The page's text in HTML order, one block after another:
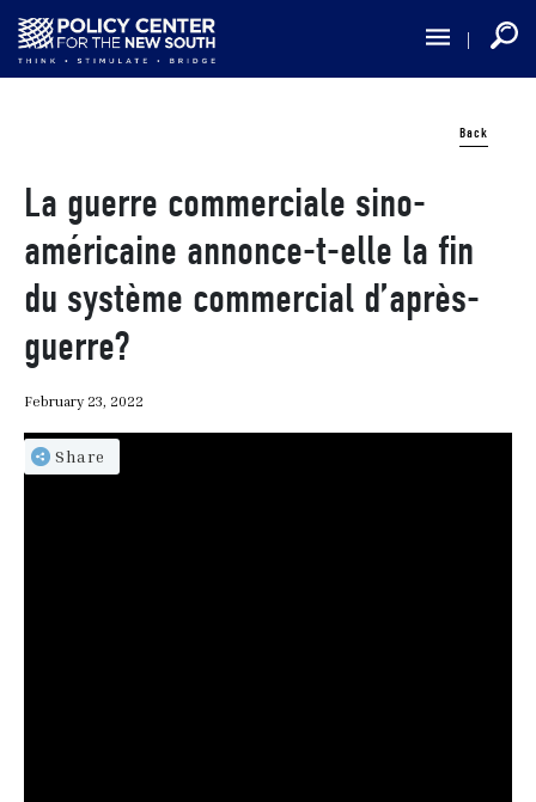
Skip
main
Back
La guerre commerciale sino-
américaine annonce-t-elle la fin
du système commercial d’après-
guerre?
February 23, 2022
Share